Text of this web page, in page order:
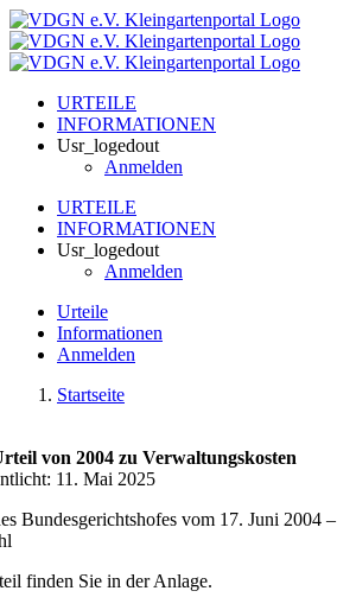
Zum
Inhalt
springen
URTEILE
INFORMATIONEN
Usr_logedout
Anmelden
URTEILE
INFORMATIONEN
Usr_logedout
Anmelden
Urteile
Informationen
Anmelden
Startseite
von 2004 zu Verwaltungskosten
11. Mai 2025
Bundesgerichtshofes vom 17. Juni
finden Sie in der Anlage.